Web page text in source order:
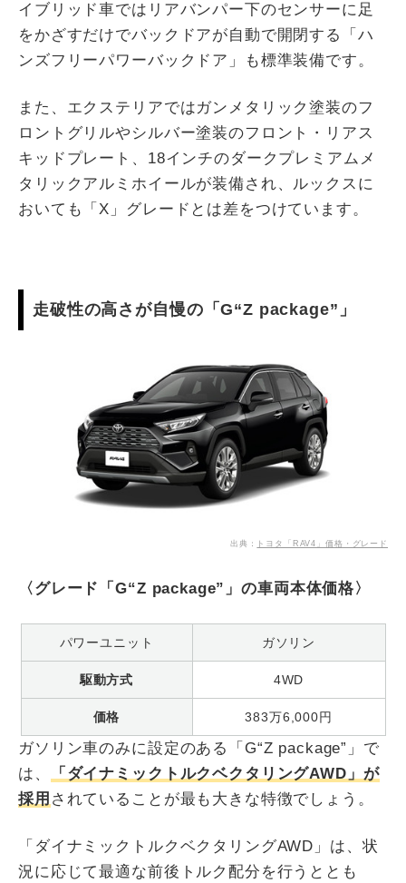
イブリッド車ではリアバンパー下のセンサーに足
をかざすだけでバックドアが自動で開閉する「ハ
ンズフリーパワーバックドア」も標準装備です。
また、エクステリアではガンメタリック塗装のフ
ロントグリルやシルバー塗装のフロント・リアス
キッドプレート、18インチのダークプレミアムメ
タリックアルミホイールが装備され、ルックスに
おいても「X」グレードとは差をつけています。
走破性の高さが自慢の「G“Z package”」
出典： トヨタ「RAV4」価格・グレード
〈グレード「G“Z package”」の車両本体価格〉
パワーユニット ガソリン
駆動方式 4WD
価格 383万6,000円
ガソリン車のみに設定のある「G“Z package”」で
は、
「ダイナミックトルクベクタリングAWD」が
採用 されていることが最も大きな特徴でしょう。
「ダイナミックトルクベクタリングAWD」は、状
況に応じて最適な前後トルク配分を行うととも